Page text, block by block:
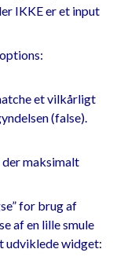
IKKE er et input
et vilkårligt
(false).
maksimalt
for brug af
af en lille smule
udviklede widget: